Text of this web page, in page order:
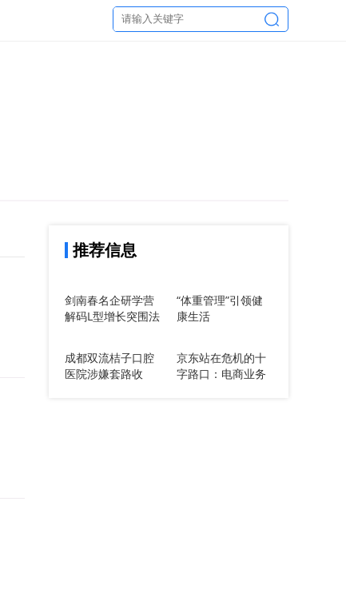
推荐信息
剑南春名企研学营
解码L型增长突围法
利预判
“体重管理”引领健
康生活
成都双流桔子口腔
医院涉嫌套路收
京东站在危机的十
字路口：电商业务